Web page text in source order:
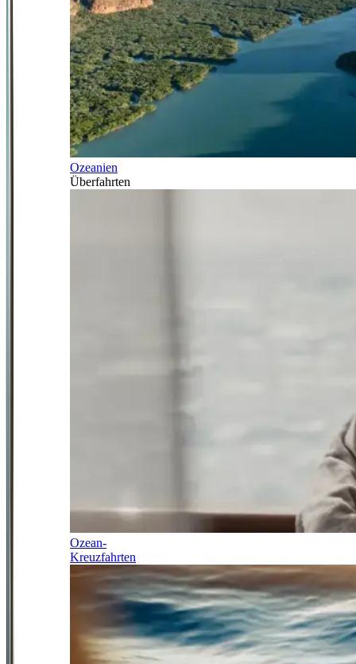
Ozeanien
Überfahrten
Ozean-
Kreuzfahrten